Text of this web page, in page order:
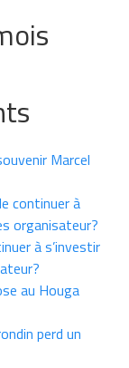
Marcel
continuer à
organisateur?
à s’investir
au Houga
perd un